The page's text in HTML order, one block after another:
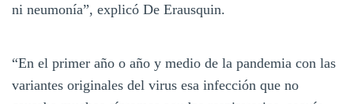
ni neumonía”, explicó De Erausquin.
“En el primer año o año y medio de la pandemia con las
variantes originales del virus esa infección que no